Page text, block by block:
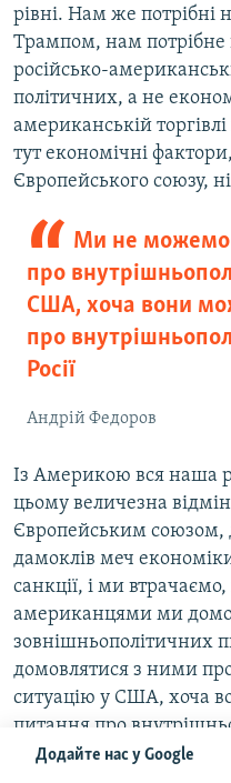
Додайте нас у Google
рівні. Нам же потрібні
Трампом, нам потрібне
російсько-
політичних, а не
американській
тут економічні
Європейського союзу,
Ми не можемо
про
США, хоча вони
про
Росії
Андрій Федоров
Із Америкою вся наша
цьому величезна
Європейським союзом,
дамоклів меч
санкції, і ми
американцями ми
домовлятися з ними
ситуацію у США, хоча
питання про